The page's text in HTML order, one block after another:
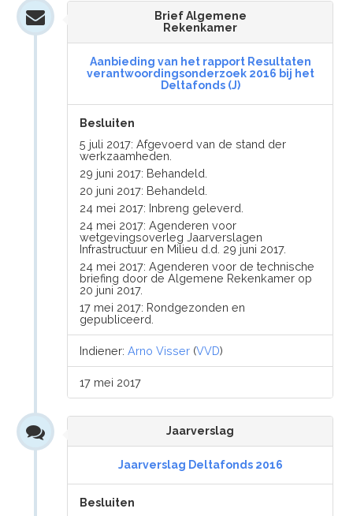
Brief Algemene
Rekenkamer
Aanbieding van het rapport Resultaten
verantwoordingsonderzoek 2016 bij het
Deltafonds (J)
Besluiten
5 juli 2017: Afgevoerd van de stand der
werkzaamheden.
29 juni 2017: Behandeld.
20 juni 2017: Behandeld.
24 mei 2017: Inbreng geleverd.
24 mei 2017: Agenderen voor
wetgevingsoverleg Jaarverslagen
Infrastructuur en Milieu d.d. 29 juni 2017.
24 mei 2017: Agenderen voor de technische
briefing door de Algemene Rekenkamer op
20 juni 2017.
17 mei 2017: Rondgezonden en
gepubliceerd.
Indiener:Arno Visser (VVD)
17 mei 2017
Jaarverslag
Jaarverslag Deltafonds 2016
Besluiten